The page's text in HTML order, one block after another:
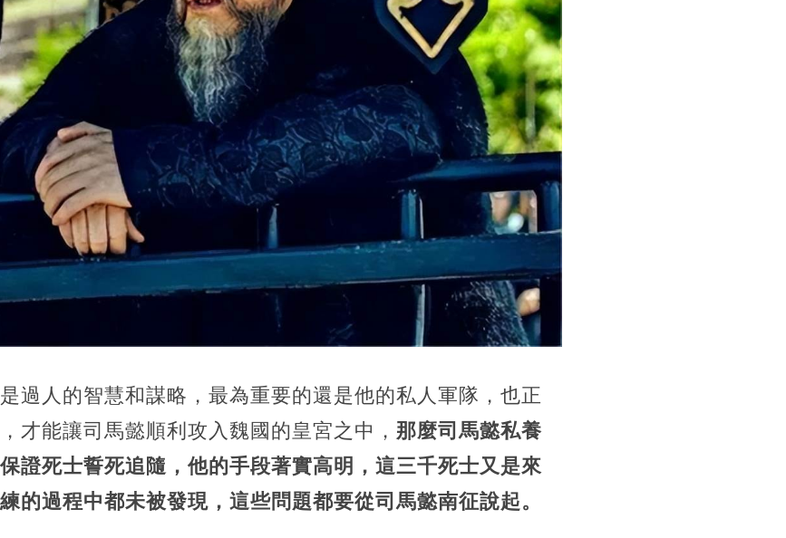
過人的智慧和謀略， 最為重要的還是他的私人軍隊，也正
才能讓司馬懿順利攻入魏國的皇宮之中， 那麼司馬懿私養
證死士誓死追隨，他的手段著實高明， 這三千死士又是來
的過程中都未被發現，這些問題都要從司馬懿南征說起。